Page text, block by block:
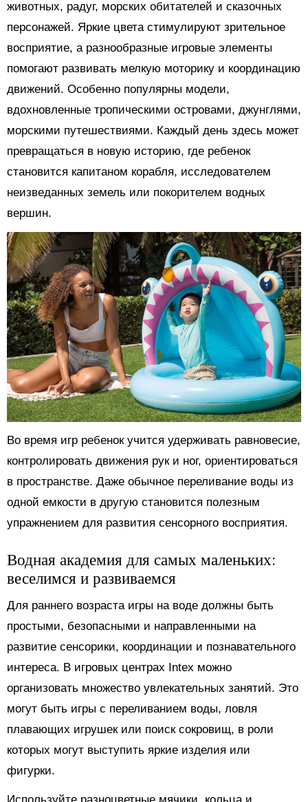
животных, радуг, морских обитателей и сказочных
персонажей. Яркие цвета стимулируют зрительное
восприятие, а разнообразные игровые элементы
помогают развивать мелкую моторику и координацию
движений. Особенно популярны модели,
вдохновленные тропическими островами, джунглями,
морскими путешествиями. Каждый день здесь может
превращаться в новую историю, где ребенок
становится капитаном корабля, исследователем
неизведанных земель или покорителем водных
вершин.
Во время игр ребенок учится удерживать равновесие,
контролировать движения рук и ног, ориентироваться
в пространстве. Даже обычное переливание воды из
одной емкости в другую становится полезным
упражнением для развития сенсорного восприятия.
Водная академия для самых маленьких:
веселимся и развиваемся
Для раннего возраста игры на воде должны быть
простыми, безопасными и направленными на
развитие сенсорики, координации и познавательного
интереса. В игровых центрах Intex можно
организовать множество увлекательных занятий. Это
могут быть игры с переливанием воды, ловля
плавающих игрушек или поиск сокровищ, в роли
которых могут выступить яркие изделия или
фигурки.